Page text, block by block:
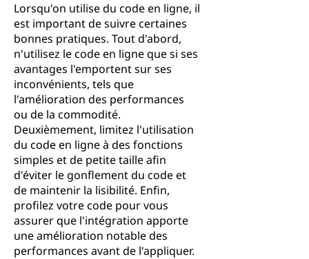
Lorsqu'on utilise du code en ligne, il
est important de suivre certaines
bonnes pratiques. Tout d'abord,
n'utilisez le code en ligne que si ses
avantages l'emportent sur ses
inconvénients, tels que
l'amélioration des performances
ou de la commodité.
Deuxièmement, limitez l'utilisation
du code en ligne à des fonctions
simples et de petite taille afin
d'éviter le gonflement du code et
de maintenir la lisibilité. Enfin,
profilez votre code pour vous
assurer que l'intégration apporte
une amélioration notable des
performances avant de l'appliquer.